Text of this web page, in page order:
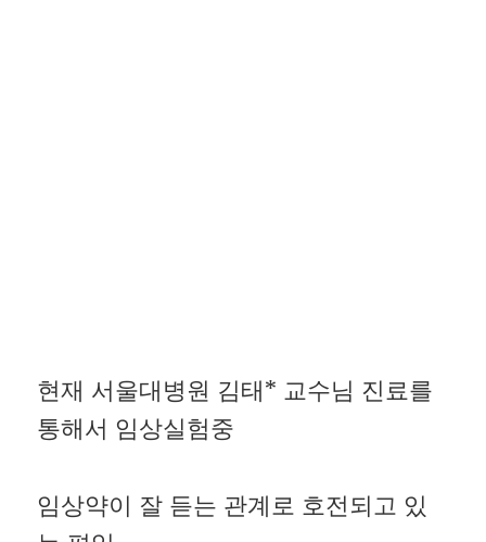
현재 서울대병원 김태* 교수님 진료를
통해서 임상실험중
임상약이 잘 듣는 관계로 호전되고 있